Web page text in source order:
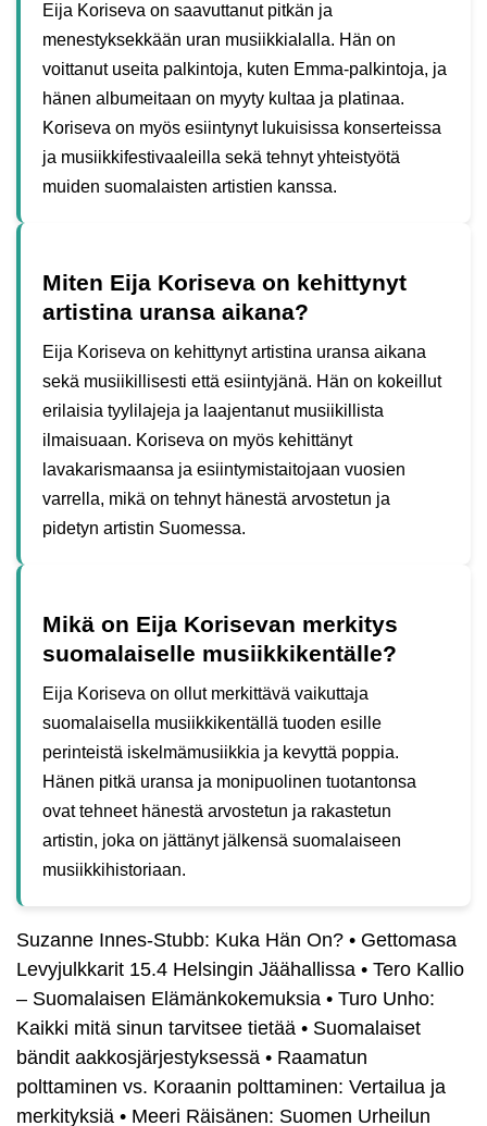
Eija Koriseva on saavuttanut pitkän ja
menestyksekkään uran musiikkialalla. Hän on
voittanut useita palkintoja, kuten Emma-palkintoja, ja
hänen albumeitaan on myyty kultaa ja platinaa.
Koriseva on myös esiintynyt lukuisissa konserteissa
ja musiikkifestivaaleilla sekä tehnyt yhteistyötä
muiden suomalaisten artistien kanssa.
Miten Eija Koriseva on kehittynyt
artistina uransa aikana?
Eija Koriseva on kehittynyt artistina uransa aikana
sekä musiikillisesti että esiintyjänä. Hän on kokeillut
erilaisia tyylilajeja ja laajentanut musiikillista
ilmaisuaan. Koriseva on myös kehittänyt
lavakarismaansa ja esiintymistaitojaan vuosien
varrella, mikä on tehnyt hänestä arvostetun ja
pidetyn artistin Suomessa.
Mikä on Eija Korisevan merkitys
suomalaiselle musiikkikentälle?
Eija Koriseva on ollut merkittävä vaikuttaja
suomalaisella musiikkikentällä tuoden esille
perinteistä iskelmämusiikkia ja kevyttä poppia.
Hänen pitkä uransa ja monipuolinen tuotantonsa
ovat tehneet hänestä arvostetun ja rakastetun
artistin, joka on jättänyt jälkensä suomalaiseen
musiikkihistoriaan.
Suzanne Innes-Stubb: Kuka Hän On? • Gettomasa
Levyjulkkarit 15.4 Helsingin Jäähallissa • Tero Kallio
– Suomalaisen Elämänkokemuksia • Turo Unho:
Kaikki mitä sinun tarvitsee tietää • Suomalaiset
bändit aakkosjärjestyksessä • Raamatun
polttaminen vs. Koraanin polttaminen: Vertailua ja
merkityksiä • Meeri Räisänen: Suomen Urheilun